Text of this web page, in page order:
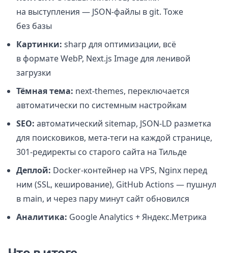
на выступления — JSON-файлы в git. Тоже
без базы
Картинки: sharp для оптимизации, всё
в формате WebP, Next.js Image для ленивой
загрузки
Тёмная тема: next-themes, переключается
автоматически по системным настройкам
SEO: автоматический sitemap, JSON-LD разметка
для поисковиков, мета-теги на каждой странице,
301-редиректы со старого сайта на Тильде
Деплой: Docker-контейнер на VPS, Nginx перед
ним (SSL, кеширование), GitHub Actions — пушнул
в main, и через пару минут сайт обновился
Аналитика: Google Analytics + Яндекс.Метрика